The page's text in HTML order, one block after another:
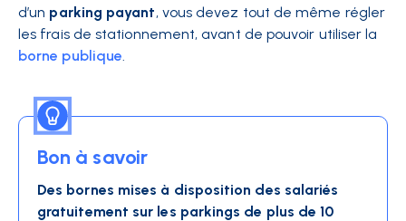
d’un parking payant, vous devez tout de même régler
les frais de stationnement, avant de pouvoir utiliser la
borne publique.
Bon à savoir
Des bornes mises à disposition des salariés
gratuitement sur les parkings de plus de 10